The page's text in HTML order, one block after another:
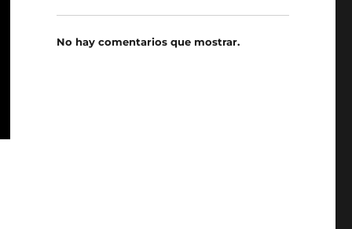
No hay comentarios que mostrar.